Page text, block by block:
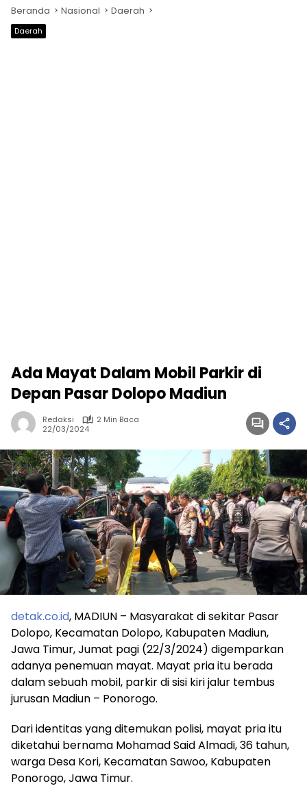
Beranda Nasional Daerah
Daerah
Ada Mayat Dalam Mobil Parkir di
Depan Pasar Dolopo Madiun
Redaksi
2 Min Baca
22/03/2024
detak.co.id, MADIUN – Masyarakat di sekitar Pasar
Dolopo, Kecamatan Dolopo, Kabupaten Madiun,
Jawa Timur, Jumat pagi (22/3/2024) digemparkan
adanya penemuan mayat. Mayat pria itu berada
dalam sebuah mobil, parkir di sisi kiri jalur tembus
jurusan Madiun – Ponorogo.
Dari identitas yang ditemukan polisi, mayat pria itu
diketahui bernama Mohamad Said Almadi, 36 tahun,
warga Desa Kori, Kecamatan Sawoo, Kabupaten
Ponorogo, Jawa Timur.